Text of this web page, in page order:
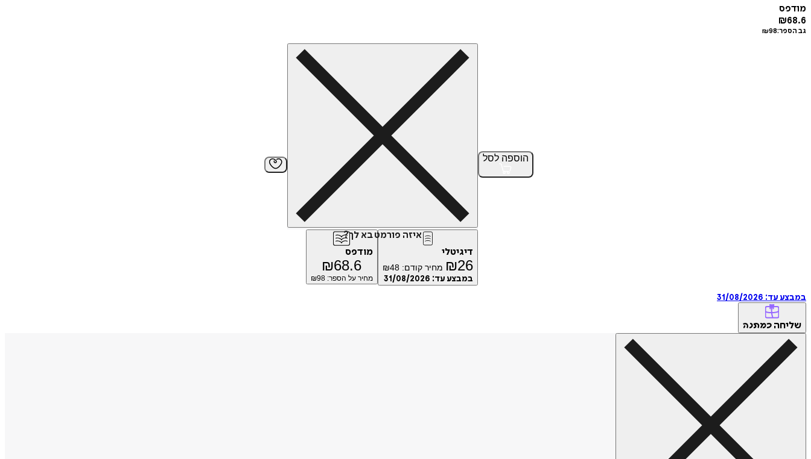
מודפס
₪68.6
גב הספר: ₪98
הוספה לסל
איזה פורמט בא לך?
דיגיטלי
₪26 מחיר קודם: ₪48
במבצע עד: 31/08/2026
מודפס
₪68.6
מחיר על הספר: ₪98
במבצע עד: 31/08/2026
שליחה כמתנה